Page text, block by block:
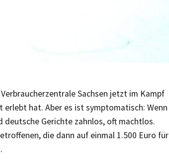
Sachsen jetzt im Kampf
hat. Aber es ist symptomatisch: Wenn
deutsche Gerichte zahnlos, oft machtlos.
die dann auf einmal 1.500 Euro für